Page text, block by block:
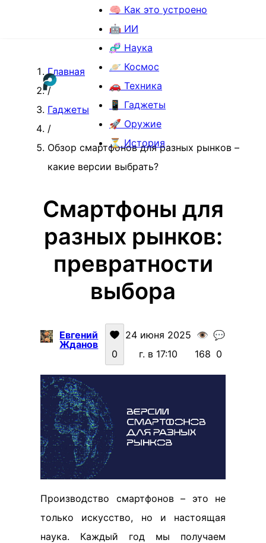
🧠 Как это устроено
🤖 ИИ
🧬 Наука
🪐 Космос
🚗 Техника
📱 Гаджеты
🚀 Оружие
⏳ История
Главная
/
Гаджеты
/
Обзор смартфонов для разных рынков –
какие версии выбрать?
Смартфоны для
разных рынков:
превратности
выбора
Евгений
Жданов
0
24 июня 2025
г. в 17:10
👁️
168
💬
0
Производство смартфонов – это не
только искусство, но и настоящая
наука. Каждый год мы получаем